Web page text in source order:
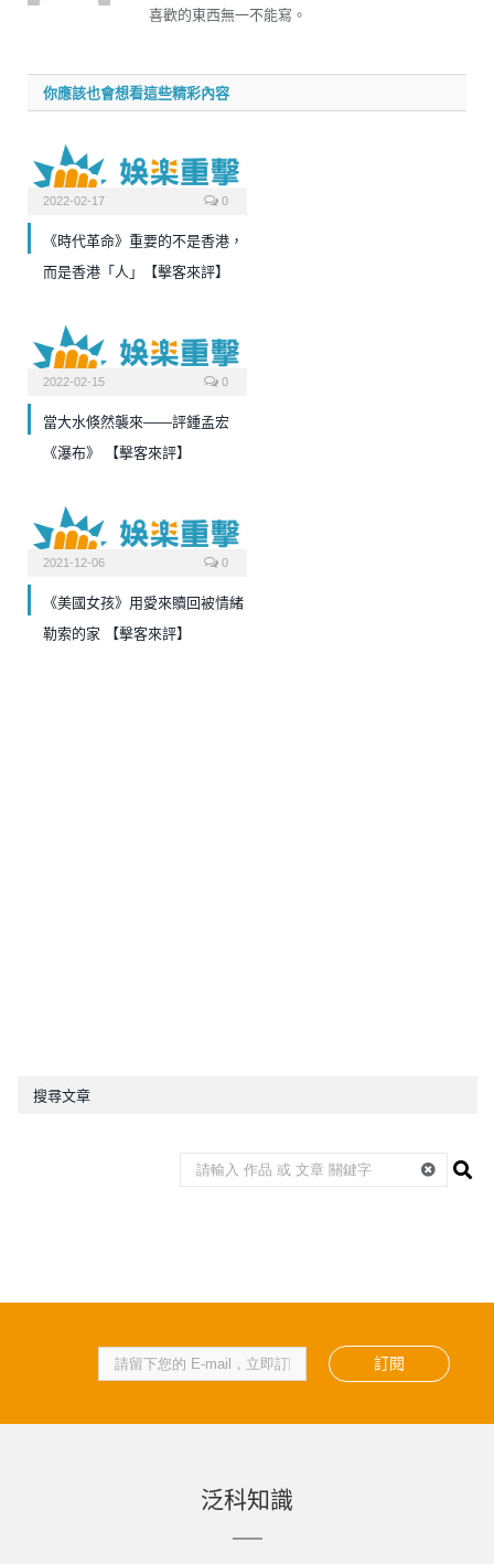
喜歡的東西無一不能寫。
你應該也會想看這些精彩內容
2022-02-17 0
《時代革命》重要的不是香港，
而是香港「人」【擊客來評】
2022-02-15 0
當大水倏然襲來——評鍾孟宏
《瀑布》 【擊客來評】
2021-12-06 0
《美國女孩》用愛來贖回被情緒
勒索的家 【擊客來評】
搜尋文章
訂閱
泛科知識